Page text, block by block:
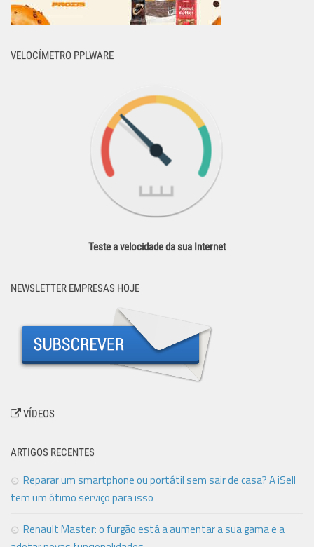
VELOCÍMETRO PPLWARE
Teste a velocidade da sua Internet
NEWSLETTER EMPRESAS HOJE
VÍDEOS
ARTIGOS RECENTES
Reparar um smartphone ou portátil sem sair de casa? A iSell
tem um ótimo serviço para isso
Renault Master: o furgão está a aumentar a sua gama e a